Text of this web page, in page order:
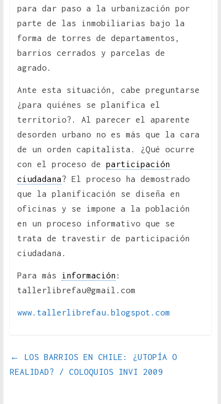
para dar paso a la urbanización por
parte de las inmobiliarias bajo la
forma de torres de departamentos,
barrios cerrados y parcelas de
agrado.
Ante esta situación, cabe preguntarse
¿para quiénes se planifica el
territorio?. Al parecer el aparente
desorden urbano no es más que la cara
de un orden capitalista. ¿Qué ocurre
con el proceso de participación
ciudadana? El proceso ha demostrado
que la planificación se diseña en
oficinas y se impone a la población
en un proceso informativo que se
trata de travestir de participación
ciudadana.
Para más información :
tallerlibrefau@gmail.com
www.tallerlibrefau.blogspot.com
←
LOS BARRIOS EN CHILE: ¿UTOPÍA O
REALIDAD? / COLOQUIOS INVI 2009